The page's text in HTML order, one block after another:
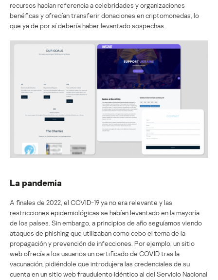
recursos hacían referencia a celebridades y organizaciones
benéficas y ofrecían transferir donaciones en criptomonedas, lo
que ya de por sí debería haber levantado sospechas.
La pandemia
A finales de 2022, el COVID-19 ya no era relevante y las
restricciones epidemiológicas se habían levantado en la mayoría
de los países. Sin embargo, a principios de año seguíamos viendo
ataques de phishing que utilizaban como cebo el tema de la
propagación y prevención de infecciones. Por ejemplo, un sitio
web ofrecía a los usuarios un certificado de COVID tras la
vacunación, pidiéndole que introdujera las credenciales de su
cuenta en un sitio web fraudulento idéntico al del Servicio Nacional